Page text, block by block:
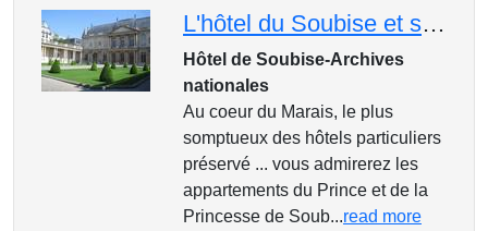
L'hôtel du Soubise et ses salons Rocaille
Hôtel de Soubise-Archives
nationales
Au coeur du Marais, le plus
somptueux des hôtels particuliers
préservé ... vous admirerez les
appartements du Prince et de la
Princesse de Soub...read more